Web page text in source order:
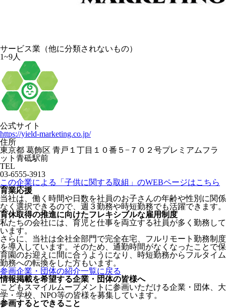
サービス業（他に分類されないもの）
1~9人
公式サイト
https://yield-marketing.co.jp/
住所
東京都 葛飾区 青戸１丁目１０番５−７０２号プレミアムフラ
ット青砥駅前
TEL
03-6555-3913
この企業による「子供に関する取組」のWEBページはこちら
育業応援
当社は、働く時間や日数を社員のお子さんの年齢や性別に関係
なく選択できるので、週３勤務や時短勤務でも活躍できます。
育休取得の推進に向けたフレキシブルな雇用制度
私たちの会社には、育児と仕事を両立する社員が多く勤務して
います。
さらに、当社は全社全部門で完全在宅、フルリモート勤務制度
を導入しています。そのため、通勤時間がなくなったことで保
育園のお迎えに間に合うようになり、時短勤務からフルタイム
勤務への転換をした方もいます。
参画企業・団体の紹介一覧に戻る
情報掲載を希望する企業・団体の皆様へ
こどもスマイルムーブメントに参画いただける企業・団体、大
学・学校、NPO等の皆様を募集しています。
参画するとできること